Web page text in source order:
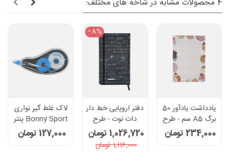
یادداشت یادآور 50
برگ A5 سم - طرح
خوراکی
234,000 تومان
‎−8%
دفتر اروپایی خط دار
دات نوت - طرح
ریاضی
1,026,720 تومان
1,116,000 تومان
لاک غلط گیر نواری
Bonny Sport پنتر
127,000 تومان